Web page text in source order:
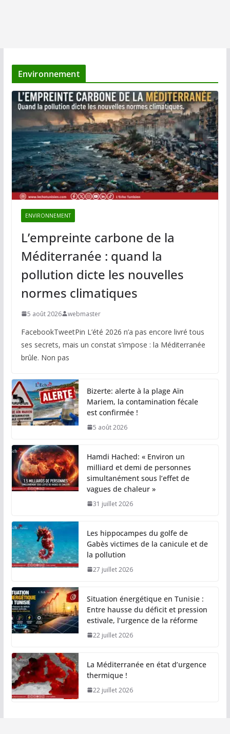
Environnement
ENVIRONNEMENT
L’empreinte carbone de la
Méditerranée : quand la
pollution dicte les nouvelles
normes climatiques
5 août 2026 webmaster
FacebookTweetPin L’été 2026 n’a pas encore livré tous
ses secrets, mais un constat s’impose : la Méditerranée
brûle. Non pas
Bizerte: alerte à la plage Aïn
Mariem, la contamination fécale
est confirmée !
5 août 2026
Hamdi Hached: « Environ un
milliard et demi de personnes
simultanément sous l’effet de
vagues de chaleur »
31 juillet 2026
Les hippocampes du golfe de
Gabès victimes de la canicule et de
la pollution
27 juillet 2026
Situation énergétique en Tunisie :
Entre hausse du déficit et pression
estivale, l’urgence de la réforme
22 juillet 2026
La Méditerranée en état d’urgence
thermique !
22 juillet 2026